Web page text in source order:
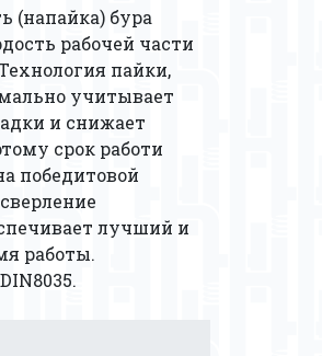
(напайка) бура
рабочей части
пайки,
учитывает
и снижает
срок работи
победитовой
лучший и
работы.